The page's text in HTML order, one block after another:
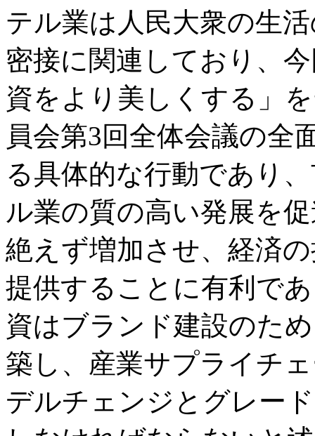
テル業は人民大衆の生
密接に関連しており、
資をより美しくする」
員会第3回全体会議の全
る具体的な行動であり
ル業の質の高い発展を
絶えず増加させ、経済
提供することに有利で
資はブランド建設のた
築し、産業サプライチ
デルチェンジとグレー